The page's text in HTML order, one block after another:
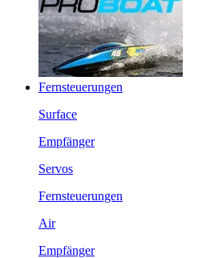
Fernsteuerungen
Surface
Empfänger
Servos
Fernsteuerungen
Air
Empfänger